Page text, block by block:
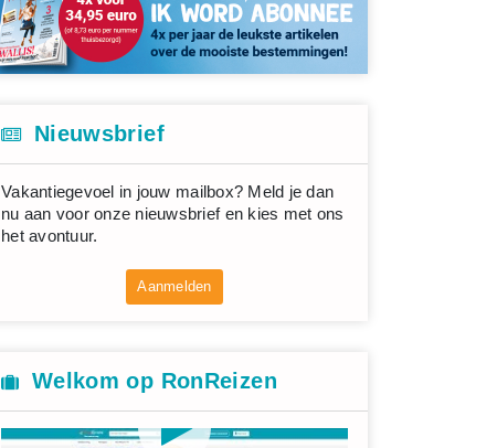
Nieuwsbrief
Vakantiegevoel in jouw mailbox? Meld je dan
nu aan voor onze nieuwsbrief en kies met ons
het avontuur.
Aanmelden
Welkom op RonReizen